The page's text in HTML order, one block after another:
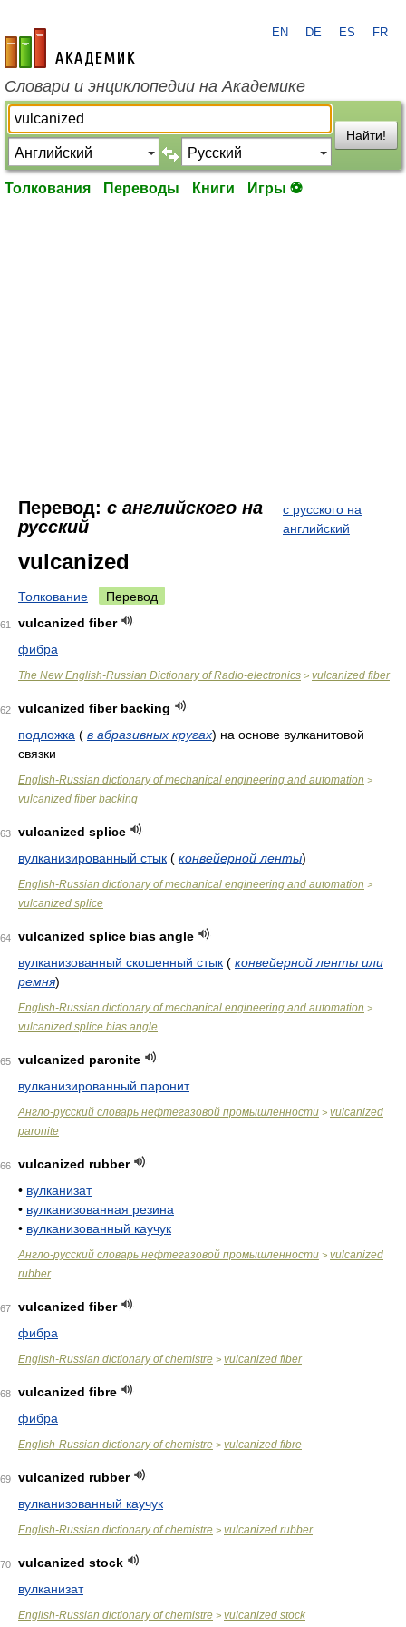
academic.ru
EN DE ES FR
Словари и энциклопедии на Академике
Найти!
Толкования Переводы Книги Игры ⚽
Перевод: с английского на
русский
с русского на
английский
vulcanized
Толкование Перевод
61
vulcanized fiber
фибра
The New English-Russian Dictionary of Radio-electronics > vulcanized fiber
62
vulcanized fiber backing
подложка ( в абразивных кругах) на основе вулканитовой
связки
English-Russian dictionary of mechanical engineering and automation >
vulcanized fiber backing
63
vulcanized splice
вулканизированный стык ( конвейерной ленты)
English-Russian dictionary of mechanical engineering and automation >
vulcanized splice
64
vulcanized splice bias angle
вулканизованный скошенный стык ( конвейерной ленты или
ремня)
English-Russian dictionary of mechanical engineering and automation >
vulcanized splice bias angle
65
vulcanized paronite
вулканизированный паронит
Англо-русский словарь нефтегазовой промышленности > vulcanized
paronite
66
vulcanized rubber
• вулканизат
• вулканизованная резина
• вулканизованный каучук
Англо-русский словарь нефтегазовой промышленности > vulcanized
rubber
67
vulcanized fiber
фибра
English-Russian dictionary of chemistre > vulcanized fiber
68
vulcanized fibre
фибра
English-Russian dictionary of chemistre > vulcanized fibre
69
vulcanized rubber
вулканизованный каучук
English-Russian dictionary of chemistre > vulcanized rubber
70
vulcanized stock
вулканизат
English-Russian dictionary of chemistre > vulcanized stock